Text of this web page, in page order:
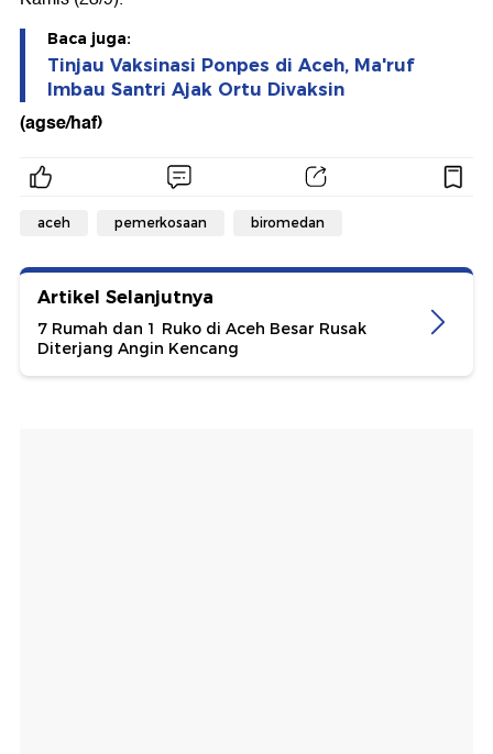
Baca juga:
Tinjau Vaksinasi Ponpes di Aceh, Ma'ruf
Imbau Santri Ajak Ortu Divaksin
(agse/haf)
aceh pemerkosaan biromedan
Artikel Selanjutnya
7 Rumah dan 1 Ruko di Aceh Besar Rusak
Diterjang Angin Kencang